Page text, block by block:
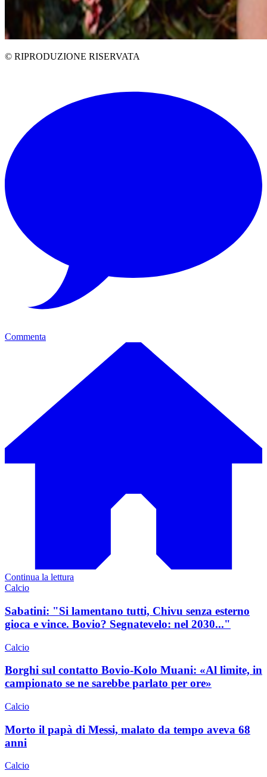
© RIPRODUZIONE RISERVATA
Commenta
Continua la lettura
Calcio
Sabatini: "Si lamentano tutti, Chivu senza esterno
gioca e vince. Bovio? Segnatevelo: nel 2030..."
Calcio
Borghi sul contatto Bovio-Kolo Muani: «Al limite, in
campionato se ne sarebbe parlato per ore»
Calcio
Morto il papà di Messi, malato da tempo aveva 68
anni
Calcio